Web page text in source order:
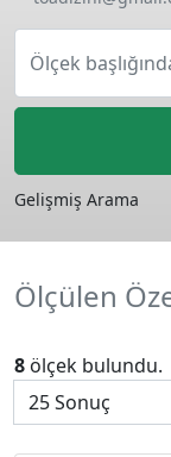
Ölçek
Gelişmiş Arama
Ölçülen
8 ölçek bulundu.